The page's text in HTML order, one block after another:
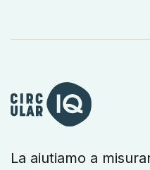
La aiutiamo a